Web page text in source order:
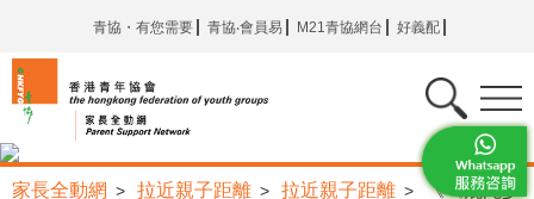
青協・有您需要 青協‧會員易 M21青協網台 好義配
家長全動網 > 拉近親子距離 > 拉近親子距離 >
《《混沌少